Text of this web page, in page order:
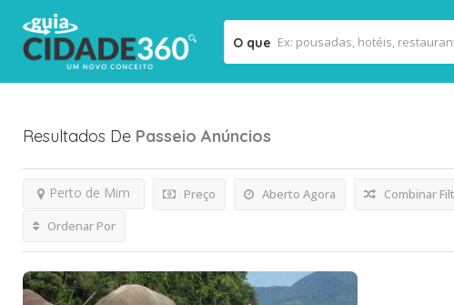
O que
Resultados De Passeio Anúncios
Preço Aberto Agora
Perto de Mim
Combinar
Ordenar Por